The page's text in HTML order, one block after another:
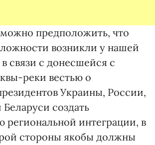
предположить, что
возникли у нашей
связи с донесшейся с
реки вестью о
Украины, России,
Беларуси создать
региональной интеграции, в
стороны якобы должны